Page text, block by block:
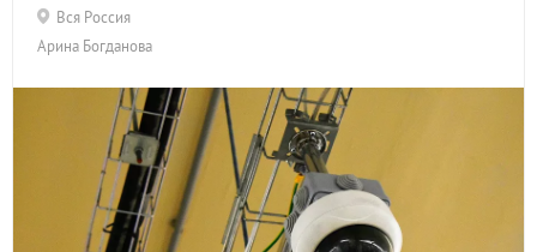
Вся Россия
Арина Богданова